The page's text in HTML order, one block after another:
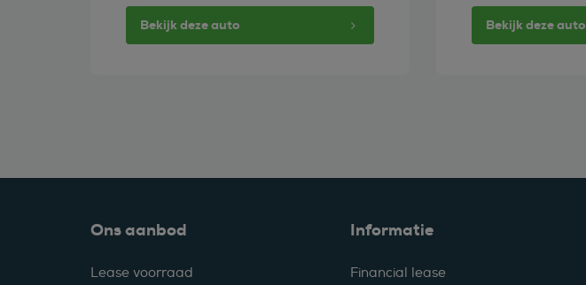
Bekijk deze auto Bekijk deze auto
Ons aanbod
Lease voorraad
Informatie
Financial lease